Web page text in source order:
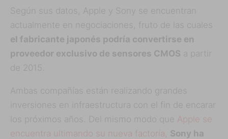
Según sus datos, Apple y Sony se encuentran
actualmente en negociaciones, fruto de las cuales
el fabricante japonés podría convertirse en
proveedor exclusivo de sensores CMOS a partir
de 2015.
Ambas compañías están realizando grandes
inversiones en infraestructura con el fin de encarar
los próximos años. Del mismo modo que Apple se
encuentra ultimando su nueva factoría Sony ha